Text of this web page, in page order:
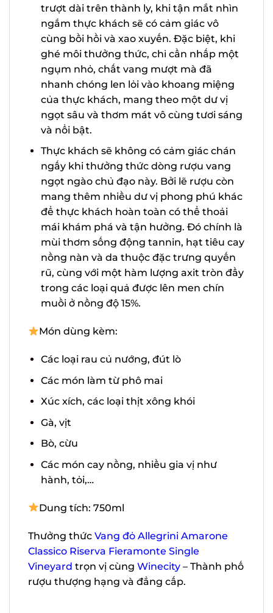
mềm mại và trượt dài trên thành ly, khi
tận mắt nhìn ngắm thực khách sẽ có
cảm giác vô cùng bồi hồi và xao xuyến.
Đặc biệt, khi ghé môi thưởng thức, chỉ
cần nhấp một ngụm nhỏ, chất vang
mượt mà đã nhanh chóng len lỏi vào
khoang miệng của thực khách, mang
theo một dư vị ngọt sâu và thơm mát
vô cùng tươi sáng và nổi bật.
Thực khách sẽ không có cảm giác chán
ngấy khi thưởng thức dòng rượu vang
ngọt ngào chủ đạo này. Bởi lẽ rượu còn
mang thêm nhiều dư vị phong phú
khác để thực khách hoàn toàn có thể
thoải mái khám phá và tận hưởng. Đó
chính là mùi thơm sống động tannin,
hạt tiêu cay nồng nàn và da thuộc đặc
trưng quyến rũ, cùng với một hàm
lượng axit tròn đầy trong các loại quả
được lên men chín muồi ở nồng độ 15%.
Món dùng kèm:
Các loại rau củ nướng, đút lò
Các món làm từ phô mai
Xúc xích, các loại thịt xông khói
Gà, vịt
Bò, cừu
Các món cay nồng, nhiều gia vị như
hành, tỏi,…
Dung tích: 750ml
Thưởng thức Vang đỏ Allegrini Amarone
Classico Riserva Fieramonte Single
Vineyard trọn vị cùng Winecity – Thành
phố rượu thượng hạng và đẳng cấp.